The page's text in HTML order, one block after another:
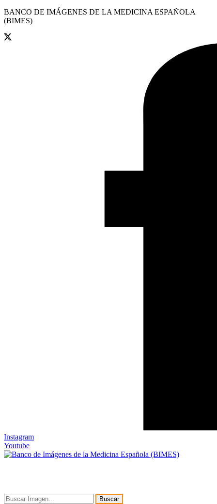
BANCO DE IMÁGENES DE LA MEDICINA ESPAÑOLA
(BIMES)
Instagram
Youtube
Buscar